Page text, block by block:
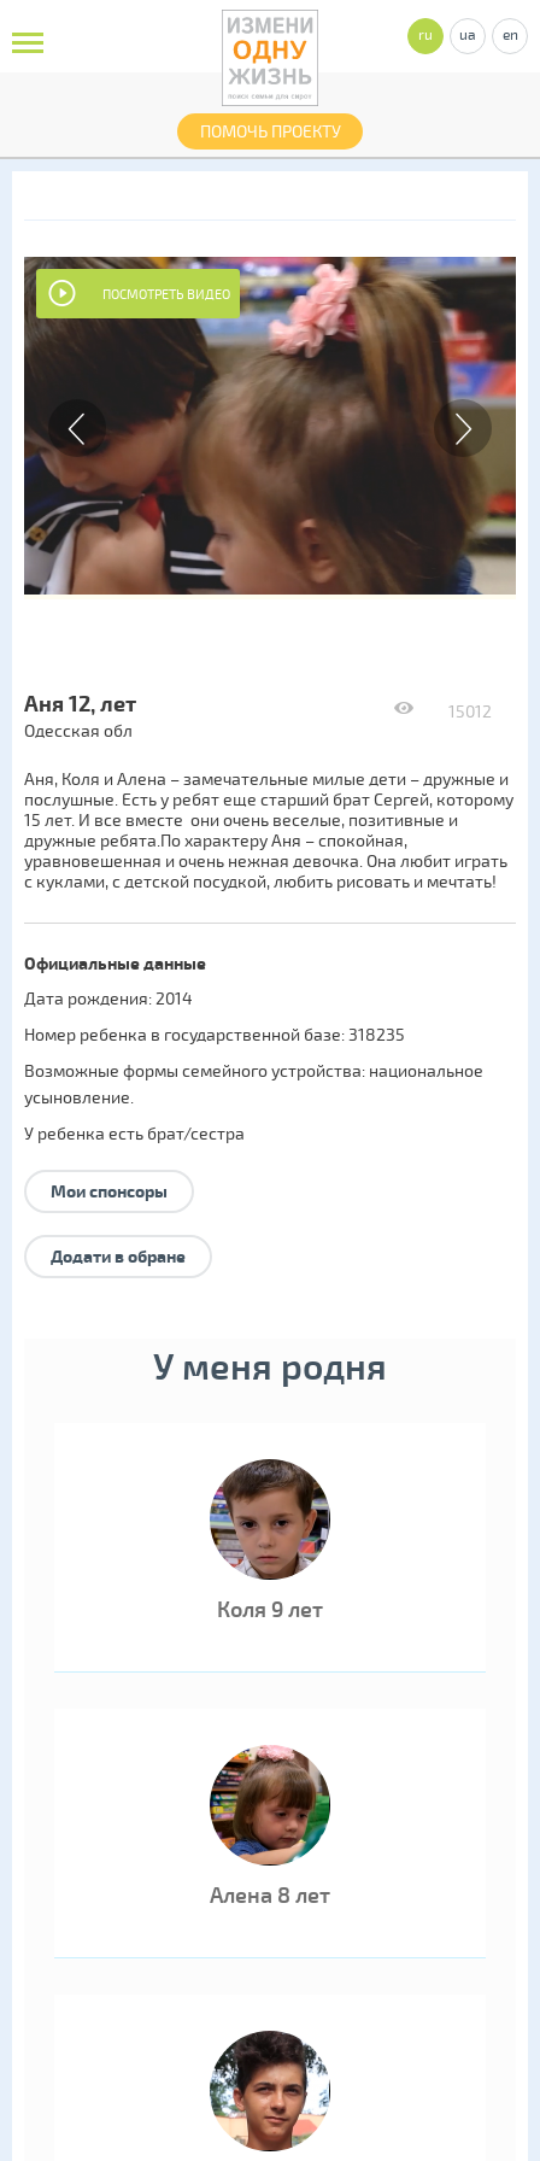
ПОМОЧЬ ПРОЕКТУ
ru ua en
ПОСМОТРЕТЬ ВИДЕО
15012
Аня 12, лет
Одесская обл
Аня, Коля и Алена – замечательные милые дети – дружные и
послушные. Есть у ребят еще старший брат Сергей, которому
15 лет. И все вместе они очень веселые, позитивные и
дружные ребята.По характеру Аня – спокойная,
уравновешенная и очень нежная девочка. Она любит играть
с куклами, с детской посудкой, любить рисовать и мечтать!
Официальные данные
Дата рождения: 2014
Номер ребенка в государственной базе: 318235
Возможные формы семейного устройства: национальное
усыновление.
У ребенка есть брат/сестра
Мои спонсоры
Додати в обране
У меня родня
Коля 9 лет
Алена 8 лет